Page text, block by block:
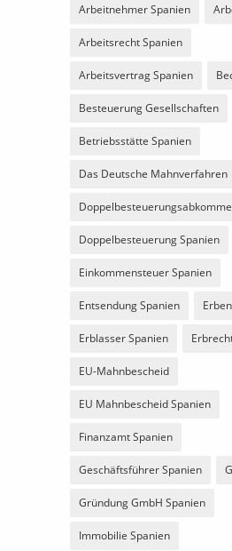
Arbeitnehmer Spanien
Arbeitsrecht Spanien
Arbeitsvertrag Spanien
Besteuerung Gesellschaften
Betriebsstätte Spanien
Das Deutsche Mahnverfahren
Doppelbesteuerung Spanien
Einkommensteuer Spanien
Entsendung Spanien
Erblasser Spanien
EU-Mahnbescheid
EU Mahnbescheid Spanien
Finanzamt Spanien
Geschäftsführer Spanien
Gründung GmbH Spanien
Immobilie Spanien